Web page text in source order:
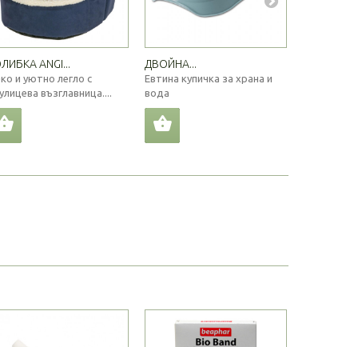
ANGI...
и уютно легло с
възглавница....
ДВОЙНА...
Евтина купичка за храна и
вода